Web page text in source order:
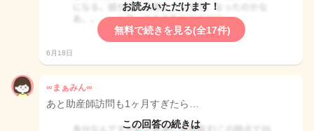
お読みいただけます！
無料で続きを見る(全17件)
6月18日
∞まぁみん∞
あと助産師訪問も1ヶ月すぎたら…
この回答の続きは